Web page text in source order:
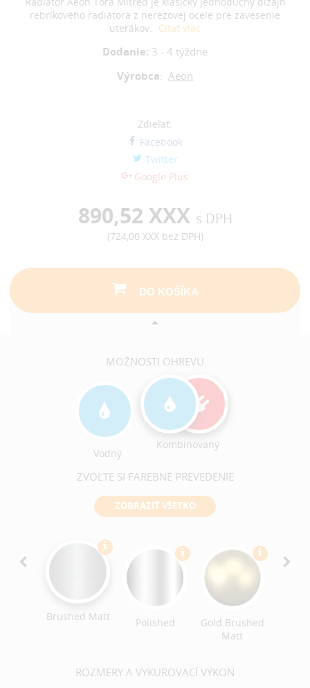
rebríkového radiátora z nerezovej ocele pre zavesenie
uterákov.
Čítať viac
Dodanie: 3 - 4 týždne
Výrobca: Aeon
Zdieľať:
Facebook
Twitter
Google Plus
890,52 XXX s DPH
(724,00 XXXbez DPH)
DO KOŠÍKA
MOŽNOSTI OHREVU
Vodný
Kombinovaný
ZVOĽTE SI FAREBNÉ PREVEDENIE
ZOBRAZIŤ VŠETKO
Brushed Matt Polished
Gold Brushed
Matt
ROZMERY A VYKUROVACÍ VÝKON